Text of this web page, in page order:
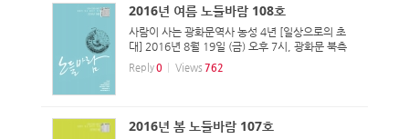
2016년 여름 노들바람 108호
사람이 사는 광화문역사 농성 4년 [일상으로의 초
대] 2016년 8월 19일 (금) 오후 7시, 광화문 북측
광장 그림: 지원(맘편히장사하고픈상인모임 회원)
노들바람 2016년 여름 제 108호 2016·7 노들바람
Reply0 Views 762
2016년 봄 노들바람 107호